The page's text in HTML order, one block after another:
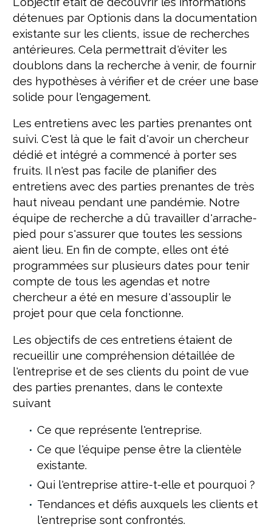
détenues par Optionis dans la documentation
existante sur les clients, issue de recherches
antérieures. Cela permettrait d'éviter les
doublons dans la recherche à venir, de fournir
des hypothèses à vérifier et de créer une base
solide pour l'engagement.
Les entretiens avec les parties prenantes ont
suivi. C'est là que le fait d'avoir un chercheur
dédié et intégré a commencé à porter ses
fruits. Il n'est pas facile de planifier des
entretiens avec des parties prenantes de très
haut niveau pendant une pandémie. Notre
équipe de recherche a dû travailler d'arrache-
pied pour s'assurer que toutes les sessions
aient lieu. En fin de compte, elles ont été
programmées sur plusieurs dates pour tenir
compte de tous les agendas et notre
chercheur a été en mesure d'assouplir le
projet pour que cela fonctionne.
Les objectifs de ces entretiens étaient de
recueillir une compréhension détaillée de
l'entreprise et de ses clients du point de vue
des parties prenantes, dans le contexte
suivant
Ce que représente l'entreprise.
Ce que l'équipe pense être la clientèle
existante.
Qui l'entreprise attire-t-elle et pourquoi ?
Tendances et défis auxquels les clients et
l'entreprise sont confrontés.